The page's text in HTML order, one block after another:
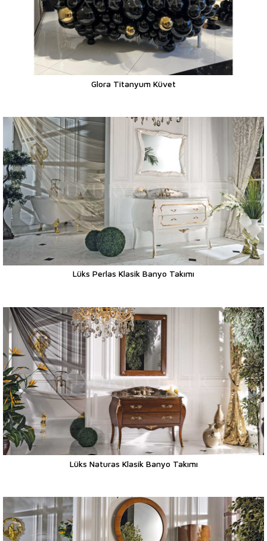
Glora Titanyum Küvet
Lüks Perlas Klasik Banyo Takımı
Lüks Naturas Klasik Banyo Takımı